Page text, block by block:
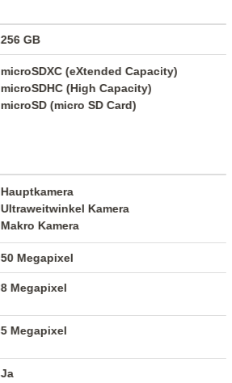
256 GB
microSDXC (eXtended Capacity)
microSDHC (High Capacity)
microSD (micro SD Card)
Hauptkamera
Ultraweitwinkel Kamera
Makro Kamera
50 Megapixel
8 Megapixel
5 Megapixel
Ja